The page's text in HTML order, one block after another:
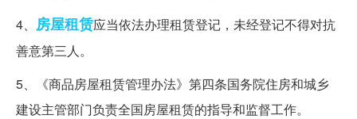
4、 房屋租赁应当依法办理租赁登记，未经登记不得对抗
善意第三人。
5、《商品房屋租赁管理办法》第四条国务院住房和城乡
建设主管部门负责全国房屋租赁的指导和监督工作。